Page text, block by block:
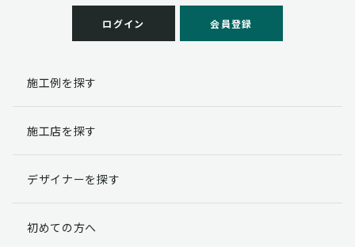
ログイン 会員登録
施工例を探す
施工店を探す
デザイナーを探す
初めての方へ